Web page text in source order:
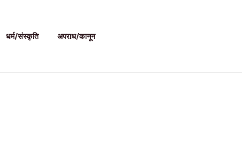
धर्म/संस्कृति अपराध/कानून